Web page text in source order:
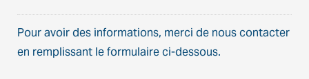
Pour avoir des informations, merci de nous contacter
en remplissant le formulaire ci-dessous.